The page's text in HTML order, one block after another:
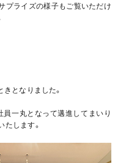
プライズの様子もご覧いただけ
となりました。
員一丸となって邁進してまいり
たします。